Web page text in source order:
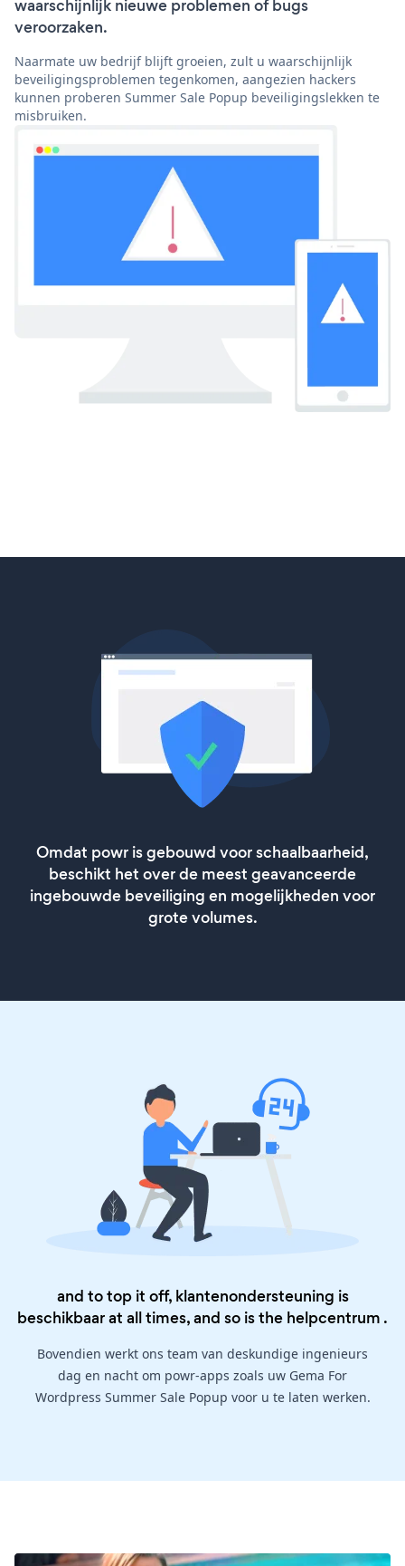
waarschijnlijk nieuwe problemen of bugs
veroorzaken.
Naarmate uw bedrijf blijft groeien, zult u waarschijnlijk
beveiligingsproblemen tegenkomen, aangezien hackers
kunnen proberen Summer Sale Popup beveiligingslekken te
misbruiken.
Omdat powr is gebouwd voor schaalbaarheid,
beschikt het over de meest geavanceerde
ingebouwde beveiliging en mogelijkheden voor
grote volumes.
and to top it off, klantenondersteuning is
beschikbaar at all times, and so is the helpcentrum .
Bovendien werkt ons team van deskundige ingenieurs
dag en nacht om powr-apps zoals uw Gema For
Wordpress Summer Sale Popup voor u te laten werken.